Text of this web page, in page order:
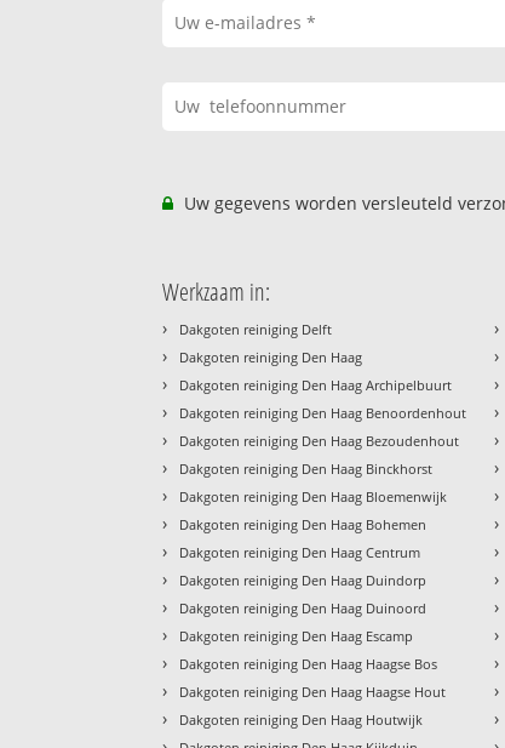
Uw gegevens worden versleuteld
Werkzaam in:
› Dakgoten reiniging Delft
› Dakgoten reiniging Den Haag
› Dakgoten reiniging Den Haag Archipelbuurt
› Dakgoten reiniging Den Haag Benoordenhout
› Dakgoten reiniging Den Haag Bezoudenhout
› Dakgoten reiniging Den Haag Binckhorst
› Dakgoten reiniging Den Haag Bloemenwijk
› Dakgoten reiniging Den Haag Bohemen
› Dakgoten reiniging Den Haag Centrum
› Dakgoten reiniging Den Haag Duindorp
› Dakgoten reiniging Den Haag Duinoord
› Dakgoten reiniging Den Haag Escamp
› Dakgoten reiniging Den Haag Haagse Bos
› Dakgoten reiniging Den Haag Haagse Hout
› Dakgoten reiniging Den Haag Houtwijk
›
›
›
›
›
›
›
›
›
›
›
›
›
›
›